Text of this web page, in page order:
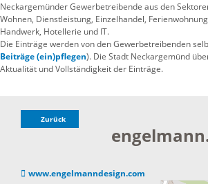
Neckargemünder Gewerbetreibende aus den
Wohnen, Dienstleistung, Einzelhandel,
Handwerk, Hotellerie und IT.
Die Einträge werden von den Gewerbetreibenden
Beiträge (ein)pflegen). Die Stadt Neckargemünd
Aktualität und Vollständigkeit der Einträge.
Zurück
www.engelmanndesign.com